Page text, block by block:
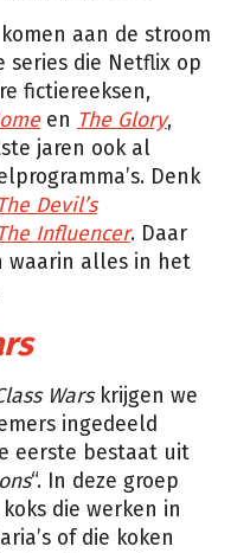
aan de stroom
series die Netflix op
fictiereeksen,
en The Glory,
jaren ook al
Denk
The Devil’s
The Influencer. Daar
waarin alles in het
Warskrijgen we
ingedeeld
eerste bestaat uit
“. In deze groep
koks die werken in
of die koken